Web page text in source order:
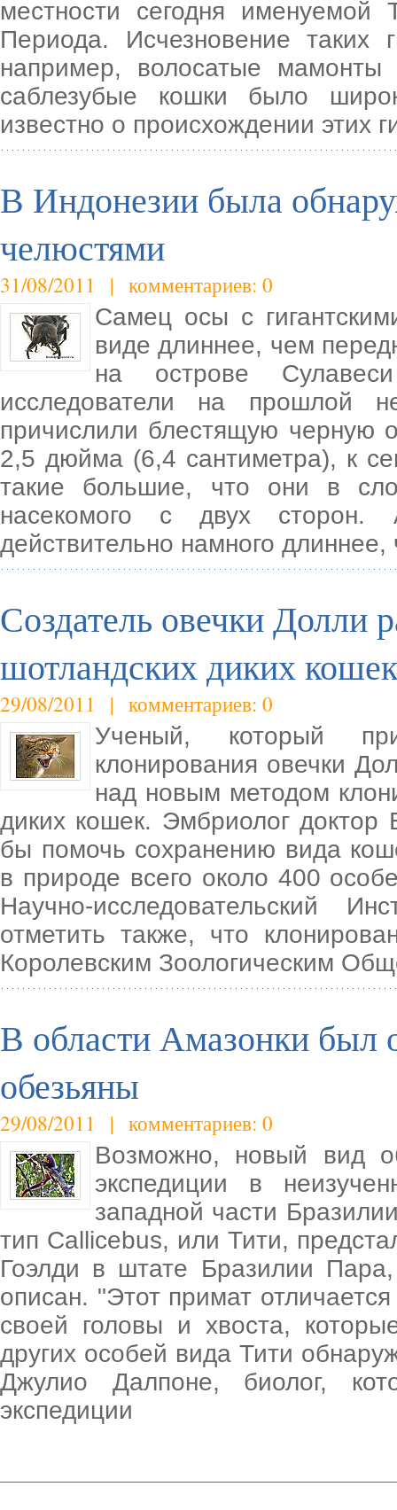
местности сегодня
Периода. Исчезновение таких
например, волосатые мамонты
саблезубые кошки было
известно о происхождении этих
В Индонезии была
челюстями
31/08/2011 | комментариев: 0
Самец осы с
виде длиннее, чем
на острове
исследователи на прошлой
причислили блестящую черную
2,5 дюйма (6,4 сантиметра), к
такие большие, что они в
насекомого с двух
действительно намного
Создатель овечки Долли
шотландских диких кошек
29/08/2011 | комментариев: 0
Ученый, который
клонирования овечки
над новым методом
диких кошек. Эмбриолог
бы помочь сохранению вида
в природе всего около 400
Научно-исследовательский
отметить также, что
Королевским Зоологическим
В области Амазонки был
обезьяны
29/08/2011 | комментариев: 0
Возможно, новый вид
экспедиции в
западной части
тип Callicebus, или Тити,
Гоэлди в штате Бразилии
описан. "Этот примат
своей головы и хвоста,
других особей вида Тити
Джулио Далпоне, биолог,
экспедиции